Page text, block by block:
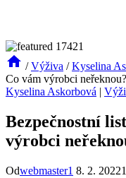
/ Výživa / Kyselina
Co vám výrobci neřeknou?
Kyselina Askorbová |
Bezpečnostní
výrobci
Odwebmaster1 8. 2. 2022